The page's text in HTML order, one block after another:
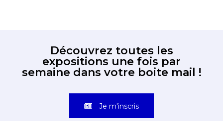
Découvrez toutes les
expositions une fois par
semaine dans votre boite mail !
Je m'inscris